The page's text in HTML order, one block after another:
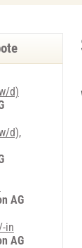
d)
d),
AG
in
AG